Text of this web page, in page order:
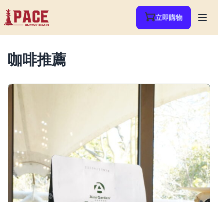
立即購物
咖啡推薦